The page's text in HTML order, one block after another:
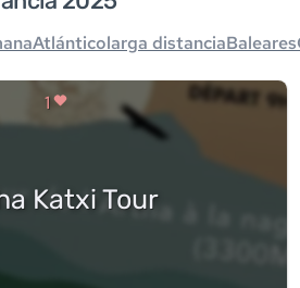
Atlánticolarga distanciaBaleares
1
Katxi Tour